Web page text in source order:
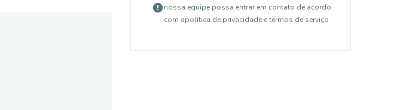
nossa equipe possa entrar em contato de acordo
com apolítica de privacidade e termos de serviço